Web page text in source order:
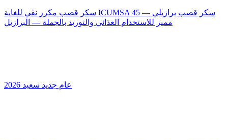
سكر قصب مكرر نقي للغاية ICUMSA 45 — سكر قصب برازيلي
مميز للاستخدام الغذائي والتوريد بالجملة — البرازيل
عام جديد سعيد 2026